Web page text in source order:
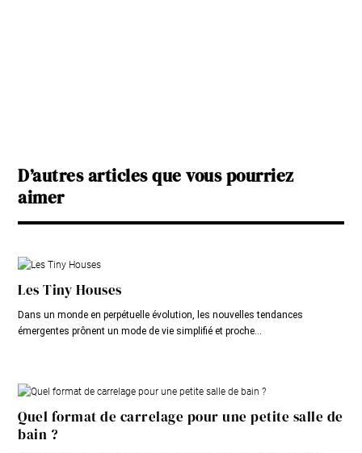
D’autres articles que vous pourriez
aimer
Les Tiny Houses
Dans un monde en perpétuelle évolution, les nouvelles tendances
émergentes prônent un mode de vie simplifié et proche...
Quel format de carrelage pour une petite salle de
bain ?